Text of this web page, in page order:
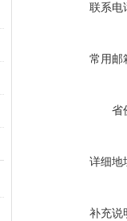
联系电
常用邮
省
详细地
补充说